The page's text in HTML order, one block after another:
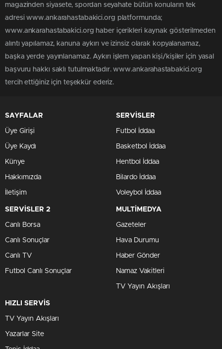
magazinden siyasete, spordan seyahate bütün konuların tek
adresi www.ankarahastabakici.org platformunda;
www.ankarahastabakici.org haber içerikleri kaynak gösterilmeden
alıntı yapılamaz, kanuna aykırı ve izinsiz olarak kopyalanamaz,
başka yerde yayınlanamaz. Aykırı işlem yapan kişi/kişiler için yasal
başvuru hakkı saklı tutulmaktadır. www.ankarahastabakici.org
tercih ettiğiniz için teşekkür ederiz.
SAYFALAR
Üye Girişi
Üye Kaydı
Künye
Hakkımızda
İletişim
SERVİSLER
Futbol İddaa
Basketbol İddaa
Hentbol İddaa
Bilardo İddaa
Voleybol İddaa
SERVİSLER 2
Canlı Borsa
Canlı Sonuçlar
Canlı TV
Futbol Canlı Sonuçlar
MULTİMEDYA
Gazeteler
Hava Durumu
Haber Gönder
Namaz Vakitleri
TV Yayın Akışları
HIZLI SERVİS
TV Yayın Akışları
Yazarlar Site